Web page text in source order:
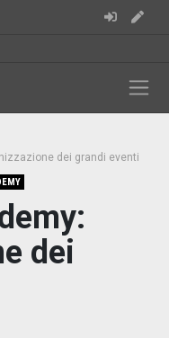
dei grandi eventi
dei